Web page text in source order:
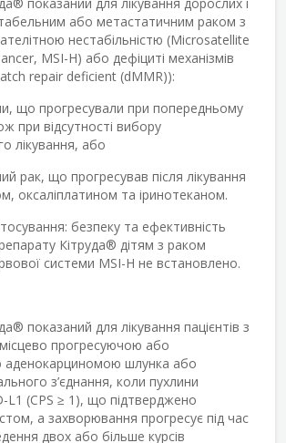
або метастатичним раком з
нестабільністю (Microsatellite
MSI-H) або дефіциті механізмів
repair deficient (dMMR)):
що прогресували при попередньому
при відсутності вибору
лікування, або
рак, що прогресував після лікування
оксаліплатином та іринотеканом.
безпеку та ефективність
Кітруда® дітям з раком
системи MSI-H не встановлено.
® показаний для лікування пацієнтів з
прогресуючою або
аденокарциномою шлунка або
з’єднання, коли пухлини
L1 (CPS ≥ 1), що підтверджено
а захворювання прогресує під час
двох або більше курсів